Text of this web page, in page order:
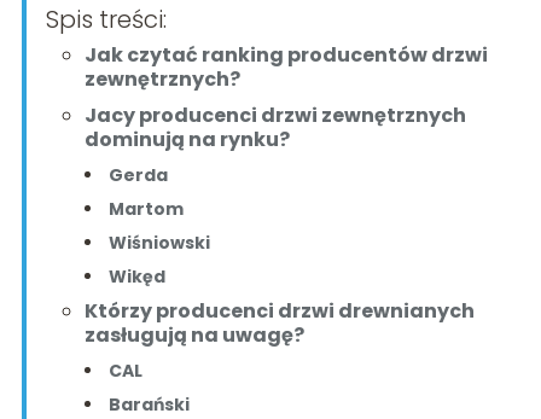
Spis treści:
Jak czytać ranking producentów drzwi
zewnętrznych?
Jacy producenci drzwi zewnętrznych
dominują na rynku?
Gerda
Martom
Wiśniowski
Wikęd
Którzy producenci drzwi drewnianych
zasługują na uwagę?
CAL
Barański